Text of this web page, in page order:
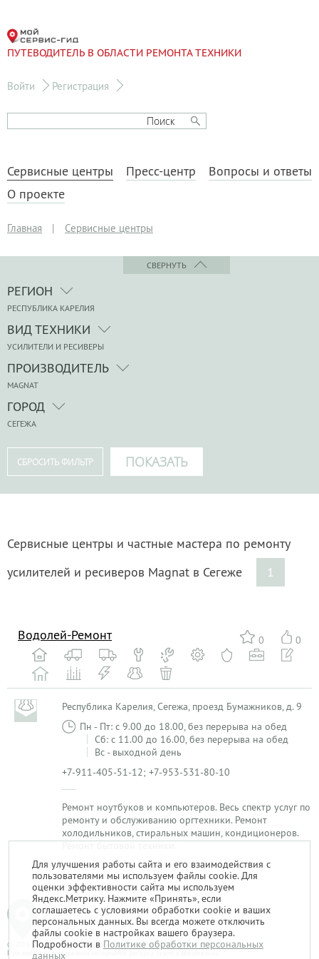
ПУТЕВОДИТЕЛЬ В ОБЛАСТИ РЕМОНТА ТЕХНИКИ
Войти Регистрация
Сервисные центры Пресс-центр
Вопросы и ответы
О проекте
Главная | Сервисные центры
СВЕРНУТЬ
РЕГИОН
РЕСПУБЛИКА КАРЕЛИЯ
ВИД ТЕХНИКИ
УСИЛИТЕЛИ И РЕСИВЕРЫ
ПРОИЗВОДИТЕЛЬ
MAGNAT
ГОРОД
СЕГЕЖА
Сервисные центры и частные мастера по ремонту
усилителей и ресиверов Magnat в Сегеже
1
0 0
Водолей-Ремонт
Республика Карелия, Сегежа, проезд Бумажников, д. 9
Пн - Пт: с 9.00 до 18.00, без перерыва на обед
Сб: с 11.00 до 16.00, без перерыва на обед
Вс - выходной день
+7-911-405-51-12; +7-953-531-80-10
Ремонт ноутбуков и компьютеров. Весь спектр услуг по
ремонту и обслуживанию оргтехники. Ремонт
холодильников, стиральных машин, кондиционеров.
Ремонт бытовой техники.
1
© 2014-2026. «Мой Сервис-Гид» – проект группы «Текарт».
При любом использовании материалов ресурса ссылка обязательна.
Для улучшения работы сайта и его взаимодействия с
пользователями мы используем файлы cookie. Для
оценки эффективности сайта мы используем
Яндекс.Метрику. Нажмите «Принять», если
соглашаетесь с условиями обработки cookie и ваших
персональных данных. Вы всегда можете отключить
файлы cookie в настройках вашего браузера.
Подробности в Политике обработки персональных
данных